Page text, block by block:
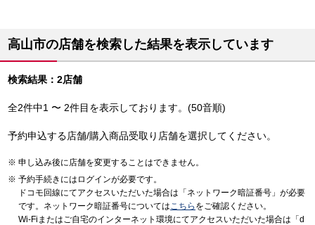
高山市の店舗を検索した結果を表示しています
検索結果：2店舗
全2件中1 〜 2件目を表示しております。(50音順)
予約申込する店舗/購入商品受取り店舗を選択してください。
申し込み後に店舗を変更することはできません。
予約手続きにはログインが必要です。
ドコモ回線にてアクセスいただいた場合は「ネットワーク暗証番号」が必要
です。ネットワーク暗証番号についてはこちら をご確認ください。
Wi-Fiまたはご自宅のインターネット環境にてアクセスいただいた場合は「d